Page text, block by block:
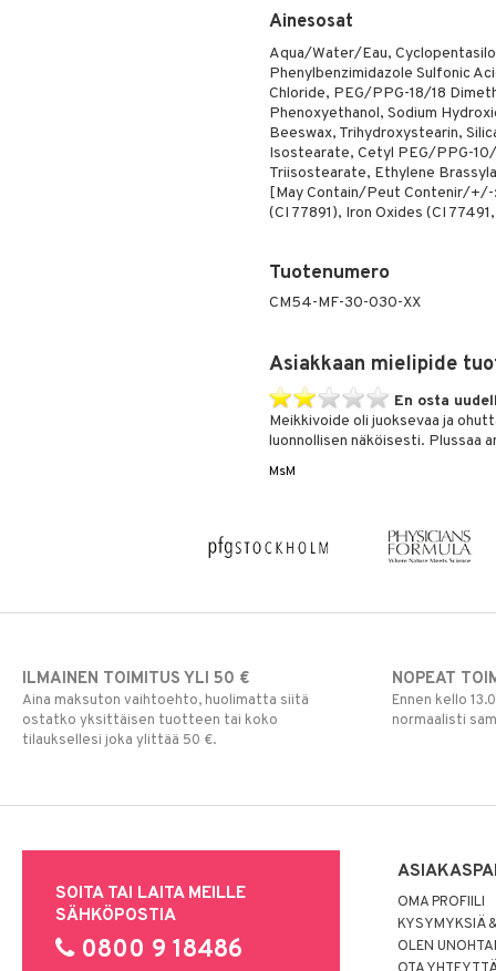
Ainesosat
Aqua/Water/Eau,
Phenylbenzimidazole Sulfonic
Chloride, PEG/PPG-18/18
Phenoxyethanol, Sodium
Beeswax, Trihydroxystearin,
Isostearate, Cetyl PEG/PPG-
Triisostearate, Ethylene
[May Contain/Peut Contenir/+/-
(CI 77891), Iron Oxides (CI
Tuotenumero
CM54-MF-30-030-XX
Asiakkaan mielipide
En osta
Meikkivoide oli juoksevaa ja
luonnollisen näköisesti. Plussaa
MsM
ILMAINEN TOIMITUS YLI 50 €
Aina maksuton vaihtoehto, huolimatta siitä
ostatko yksittäisen tuotteen tai koko
tilauksellesi joka ylittää 50 €.
NOPEAT
Ennen kello
normaalisti
SOITA TAI LAITA MEILLE
SÄHKÖPOSTIA
0800 9 18486
OMA PROFIILI
KYSYMYKSIÄ
OLEN